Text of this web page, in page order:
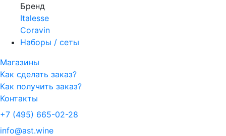
Бренд
Italesse
Coravin
Наборы / сеты
Магазины
Как сделать заказ?
Как получить заказ?
Контакты
+7 (495) 665-02-28
info@ast.wine